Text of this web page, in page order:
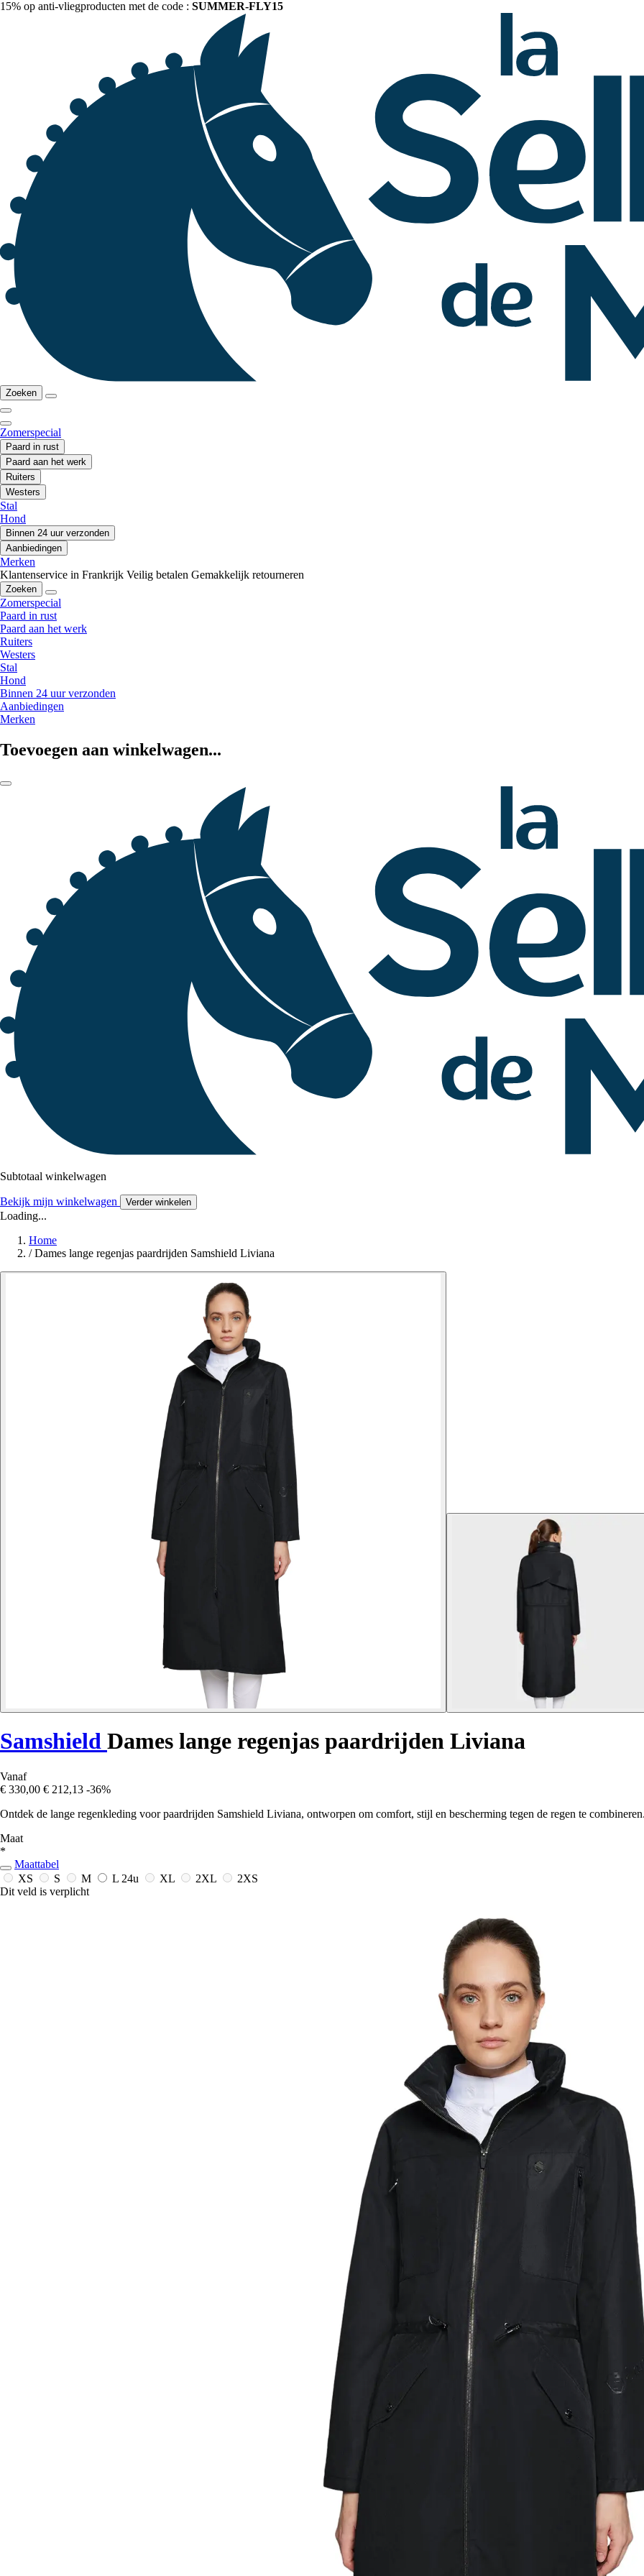
15% op anti-vliegproducten met de code : SUMMER-FLY15
Zoeken
Zomerspecial
Paard in rust
Paard aan het werk
Ruiters
Westers
Stal
Hond
Binnen 24 uur verzonden
Aanbiedingen
Merken
Klantenservice in Frankrijk Veilig betalen Gemakkelijk retourneren
Zoeken
Zomerspecial
Paard in rust
Paard aan het werk
Ruiters
Westers
Stal
Hond
Binnen 24 uur verzonden
Aanbiedingen
Merken
Toevoegen aan winkelwagen...
Subtotaal winkelwagen
Bekijk mijn winkelwagen Verder winkelen
Loading...
Home
/ Dames lange regenjas paardrijden Samshield Liviana
Samshield Dames lange regenjas paardrijden Liviana
Vanaf
€ 330,00 € 212,13 -36%
Ontdek de lange regenkleding voor paardrijden Samshield Liviana, ontworpen om comfort, stijl en bescherming tegen de regen te
Maat
*
Maattabel
XS
S M L 24u XL 2XL
2XS
Dit veld is verplicht